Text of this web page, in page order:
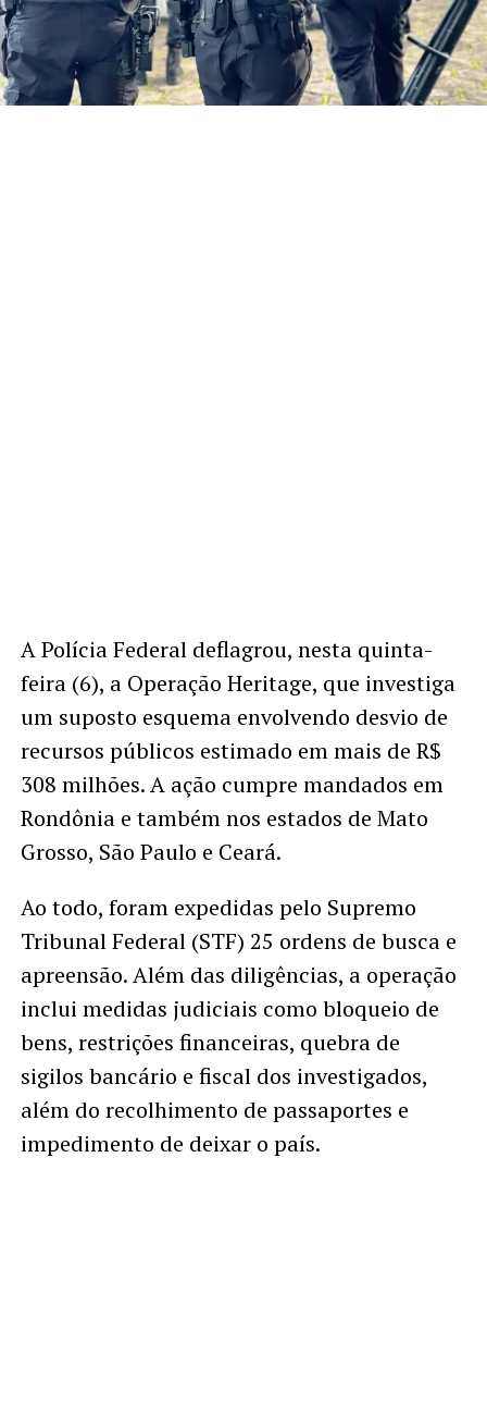
A Polícia Federal deflagrou, nesta quinta-
feira (6), a Operação Heritage, que investiga
um suposto esquema envolvendo desvio de
recursos públicos estimado em mais de R$
308 milhões. A ação cumpre mandados em
Rondônia e também nos estados de Mato
Grosso, São Paulo e Ceará.
Ao todo, foram expedidas pelo Supremo
Tribunal Federal (STF) 25 ordens de busca e
apreensão. Além das diligências, a operação
inclui medidas judiciais como bloqueio de
bens, restrições financeiras, quebra de
sigilos bancário e fiscal dos investigados,
além do recolhimento de passaportes e
impedimento de deixar o país.